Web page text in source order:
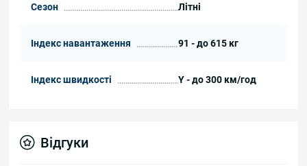
Сезон Літні
Індекс навантаження 91 - до 615 кг
Індекс швидкості Y - до 300 км/год
Відгуки